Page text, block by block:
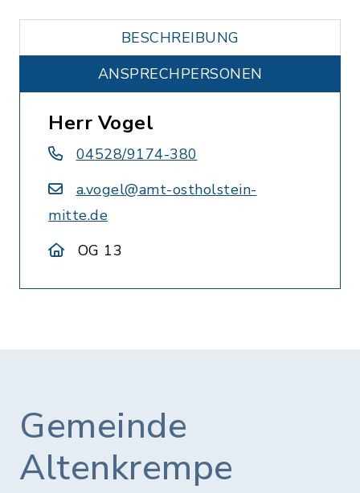
BESCHREIBUNG
ANSPRECHPERSONEN
Herr Vogel
04528/9174-380
a.vogel@amt-ostholstein-
mitte.de
OG 13
Gemeinde
Altenkrempe